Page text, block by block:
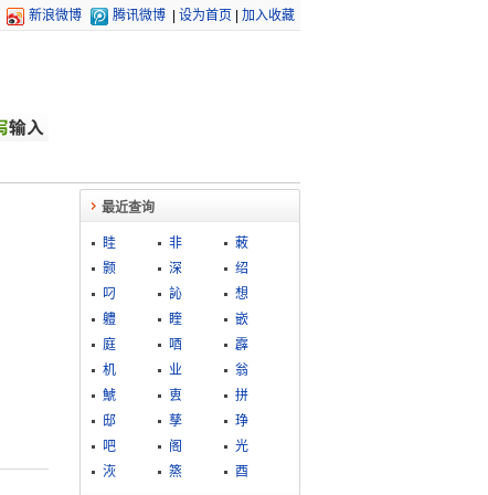
新浪微博 腾讯微博 设为首页 加入收藏
最近查询
眭 非
蓛
颢
深
绍
叼
訫
想
軆
睳
嵌
庭
唒
霹
机
业
翁
鯱
叀
拼
邸
孳
琤
吧
阁
光
洃
篜 酉